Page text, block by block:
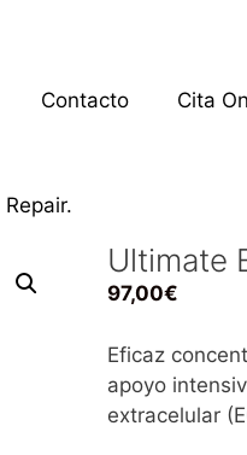
Contacto Cita
Ultimate
97,00€
Eficaz
apoyo
extracelular